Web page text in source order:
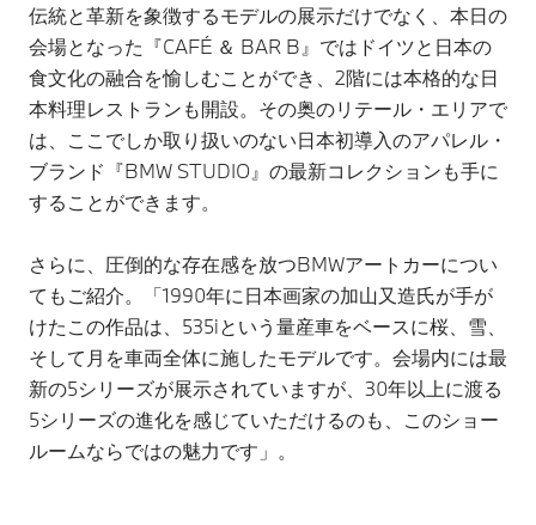
伝統と革新を象徴するモデルの展示だけでなく、本日の
会場となった『CAFÉ ＆ BAR B』ではドイツと日本の
食文化の融合を愉しむことができ、2階には本格的な日
本料理レストランも開設。その奥のリテール・エリアで
は、ここでしか取り扱いのない日本初導入のアパレル・
ブランド『BMW STUDIO』の最新コレクションも手に
することができます。
さらに、圧倒的な存在感を放つBMWアートカーについ
てもご紹介。「1990年に日本画家の加山又造氏が手が
けたこの作品は、535iという量産車をベースに桜、雪、
そして月を車両全体に施したモデルです。会場内には最
新の5シリーズが展示されていますが、30年以上に渡る
5シリーズの進化を感じていただけるのも、このショー
ルームならではの魅力です」。